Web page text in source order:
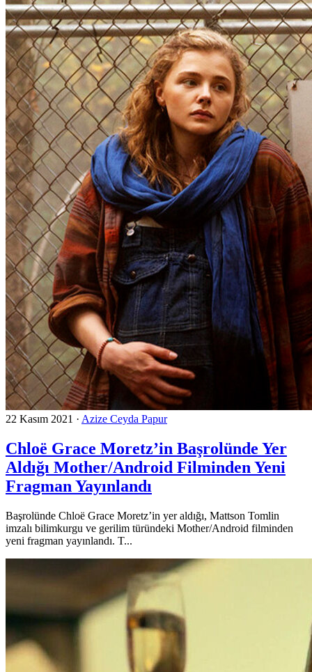
22 Kasım 2021 · Azize Ceyda Papur
Chloë Grace Moretz’in Başrolünde Yer
Aldığı Mother/Android Filminden Yeni
Fragman Yayınlandı
Başrolünde Chloë Grace Moretz’in yer aldığı, Mattson Tomlin
imzalı bilimkurgu ve gerilim türündeki Mother/Android filminden
yeni fragman yayınlandı. T...